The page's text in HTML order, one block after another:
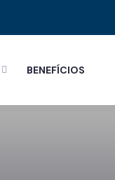
BENEFÍCIOS